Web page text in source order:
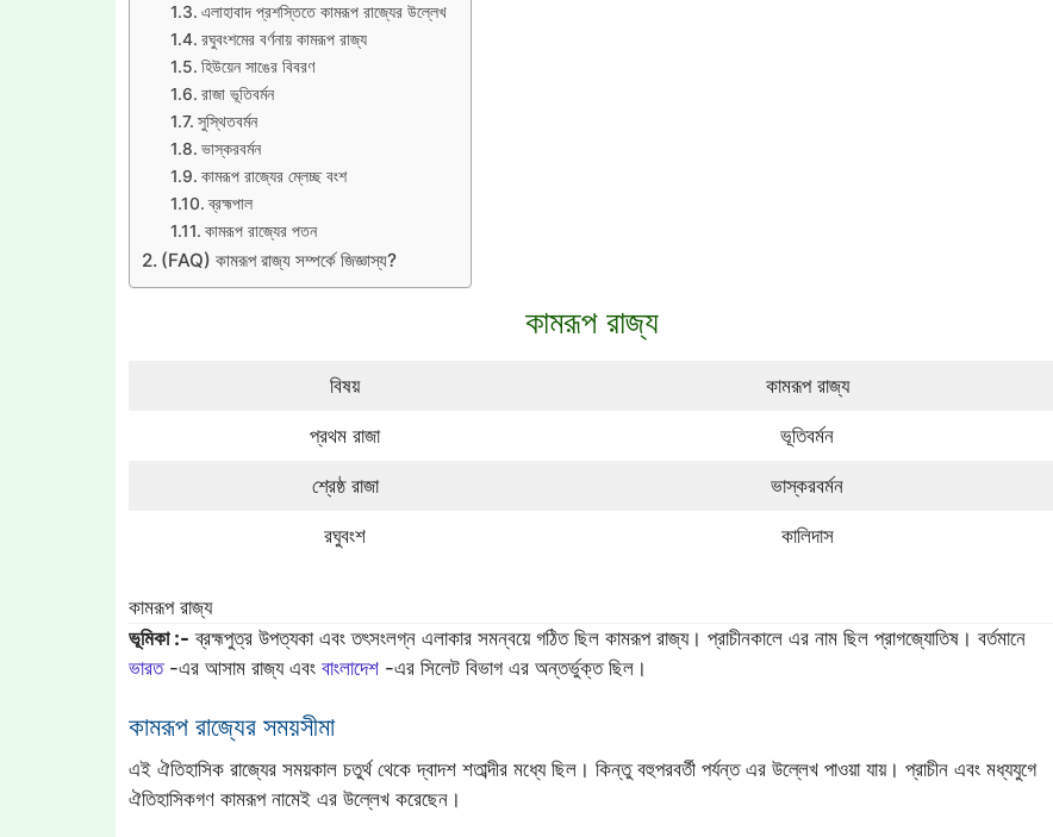
এলাহাবাদ প্রশস্তিতে কামরূপ রাজ্যের উল্লেখ
রঘুবংশমের বর্ণনায় কামরূপ রাজ্য
হিউয়েন সাঙের বিবরণ
রাজা ভূতিবর্মন
সুস্থিতবর্মন
ভাস্করবর্মন
কামরূপ রাজ্যের ম্লেচ্ছ বংশ
ব্রহ্মপাল
কামরূপ রাজ্যের পতন
(FAQ) কামরূপ রাজ্য সম্পর্কে জিজ্ঞাস্য?
কামরূপ রাজ্য
বিষয় কামরূপ রাজ্য
প্রথম রাজা ভূতিবর্মন
শ্রেষ্ঠ রাজা ভাস্করবর্মন
রঘুবংশ কালিদাস
কামরূপ রাজ্য
ভূমিকা :- ব্রহ্মপুত্র উপত্যকা এবং তৎসংলগ্ন এলাকার সমন্বয়ে গঠিত ছিল কামরূপ রাজ্য। প্রাচীনকালে এর নাম ছিল প্রাগজ্যোতিষ। বর্তমানে
ভারত-এর আসাম রাজ্য এবং বাংলাদেশ -এর সিলেট বিভাগ এর অন্তর্ভুক্ত ছিল।
কামরূপ রাজ্যের সময়সীমা
এই ঐতিহাসিক রাজ্যের সময়কাল চতুর্থ থেকে দ্বাদশ শতাব্দীর মধ্যে ছিল। কিন্তু বহুপরবর্তী পর্যন্ত এর উল্লেখ পাওয়া যায়। প্রাচীন এবং মধ্যযুগে
ঐতিহাসিকগণ কামরূপ নামেই এর উল্লেখ করেছেন।